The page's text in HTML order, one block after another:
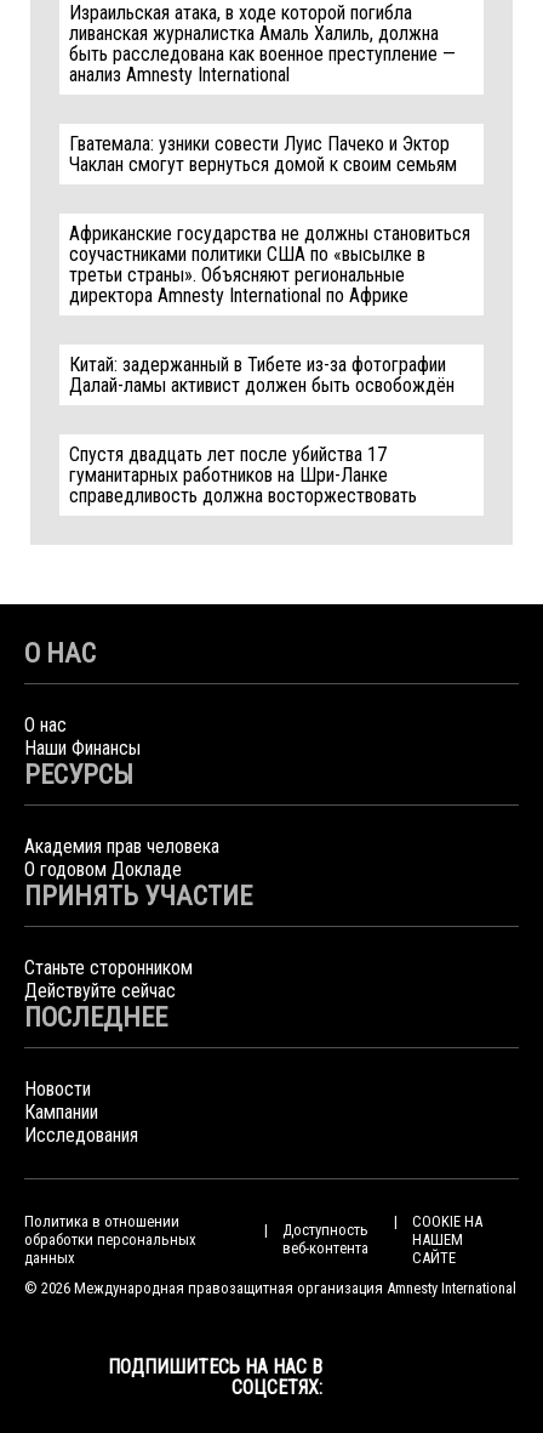
Израильская атака, в ходе которой погибла
ливанская журналистка Амаль Халиль, должна
быть расследована как военное преступление —
анализ Amnesty International
Гватемала: узники совести Луис Пачеко и Эктор
Чаклан смогут вернуться домой к своим семьям
Африканские государства не должны становиться
соучастниками политики США по «высылке в
третьи страны». Объясняют региональные
директора Amnesty International по Африке
Китай: задержанный в Тибете из-за фотографии
Далай-ламы активист должен быть освобождён
Спустя двадцать лет после убийства 17
гуманитарных работников на Шри-Ланке
справедливость должна восторжествовать
О НАС
О нас
Наши Финансы
РЕСУРСЫ
Академия прав человека
О годовом Докладе
ПРИНЯТЬ УЧАСТИЕ
Станьте сторонником
Действуйте сейчас
ПОСЛЕДНЕЕ
Новости
Кампании
Исследования
Политика в отношении
обработки персональных
данных
Доступность
веб-контента
COOKIE НА
НАШЕМ
САЙТЕ
© 2026 Международная правозащитная организация Amnesty International
ПОДПИШИТЕСЬ НА НАС В
СОЦСЕТЯХ: